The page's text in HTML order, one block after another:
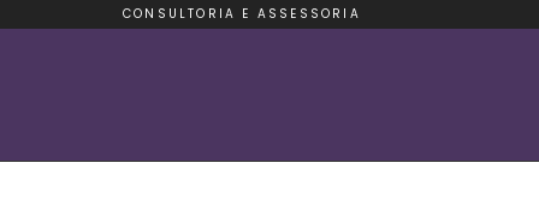
CONSULTORIA E ASSESSORIA